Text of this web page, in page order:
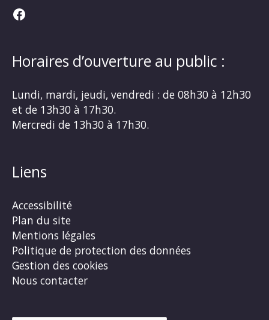
Facebook
Horaires d’ouverture au public :
Lundi, mardi, jeudi, vendredi : de 08h30 à 12h30
et de 13h30 à 17h30.
Mercredi de 13h30 à 17h30.
Liens
Accessibilité
Plan du site
Mentions légales
Politique de protection des données
Gestion des cookies
Nous contacter